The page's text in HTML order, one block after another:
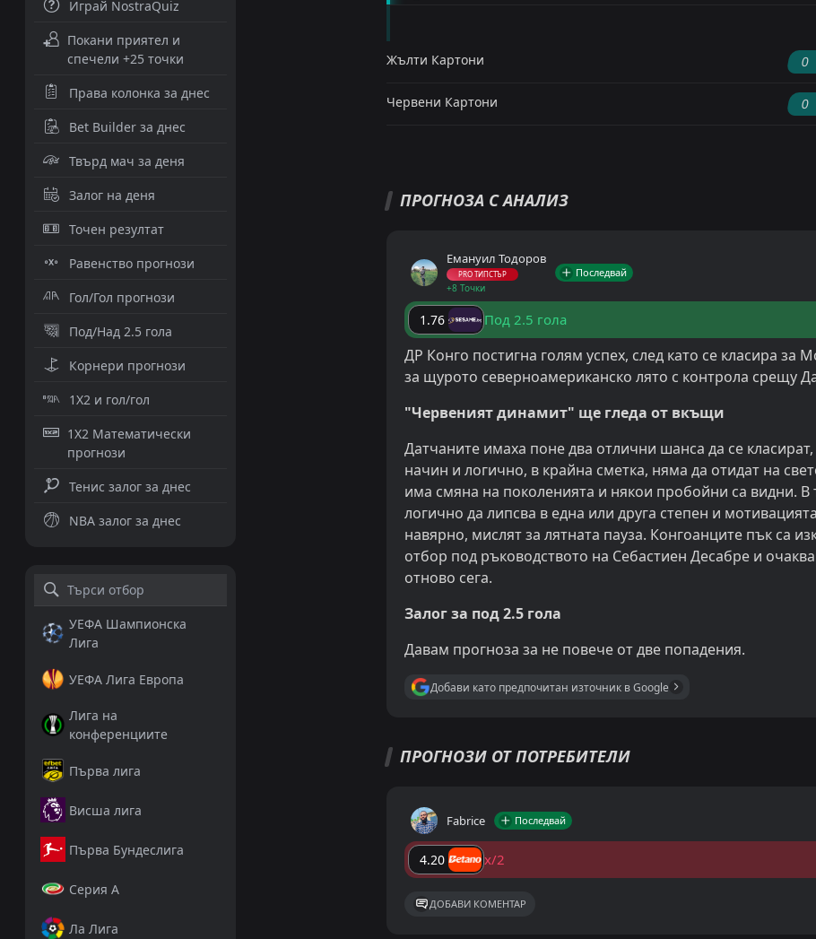
Играй NostraQuiz
Покани приятел и
спечели +25 точки
Права колонка за днес
Bet Builder за днес
Твърд мач за деня
Залог на деня
Точен резултат
Равенство прогнози
Гол/Гол прогнози
Под/Над 2.5 гола
Корнери прогнози
1X2 и гол/гол
1X2 Математически
прогнози
Тенис залог за днес
NBA залог за днес
УЕФА Шампионска
Лига
УЕФА Лига Европа
Лига на
конференциите
Първа лига
Висша лига
Първа Бундеслига
Серия А
Ла Лига
Жълти Картони 0
Червени Картони 0
ПРОГНОЗА С АНАЛИЗ
Емануил Тодоров
PRO ТИПСТЪР
+8 Точки
Последвай
1.76 Под 2.5 гола
ДР Конго постигна голям успех, след като се класира за
за щурото северноамериканско лято с контрола срещу
"Червеният динамит" ще гледа от вкъщи
Датчаните имаха поне два отлични шанса да се
начин и логично, в крайна сметка, няма да отидат на
има смяна на поколенията и някои пробойни са видни. В
логично да липсва в една или друга степен и
навярно, мислят за лятната пауза. Конгоанците пък са
отбор под ръководството на Себастиен Десабре и
отново сега.
Залог за под 2.5 гола
Давам прогноза за не повече от две попадения.
Добави като предпочитан източник в Google
ПРОГНОЗИ ОТ ПОТРЕБИТЕЛИ
Fabrice Последвай
4.20 x/2
ДОБАВИ КОМЕНТАР